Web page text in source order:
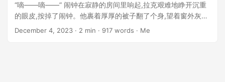
“嘀——嘀——” 闹钟在寂静的房间里响起,拉克艰难地睁开沉重
的眼皮,按掉了闹钟。他裹着厚厚的被子翻了个身,望着窗外灰蒙
蒙的天空,窗棂上结着细细的霜花。 ...
December 4, 2023 · 2 min · 917 words · Me